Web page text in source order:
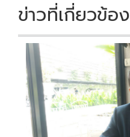
ข่าวที่เกี่ยวข้อง